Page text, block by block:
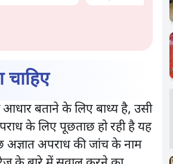
चाहिए
आधार बताने के लिए बाध्य है, उसी
के लिए पूछताछ हो रही है यह
अपराध की जांच के नाम